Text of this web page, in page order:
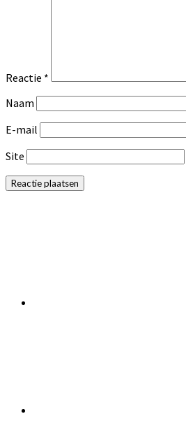
Reactie *
Naam
E-mail
Site